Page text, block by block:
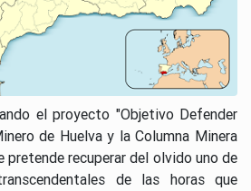
el proyecto "Objetivo Defender
de Huelva y la Columna Minera
pretende recuperar del olvido uno de
de las horas que